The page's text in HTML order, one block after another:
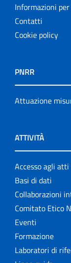
Informazioni
Contatti
Cookie policy
PNRR
Attuazione
ATTIVITÀ
Accesso agli atti
Basi di dati
Collaborazioni
Comitato Etico
Eventi
Formazione
Laboratori di